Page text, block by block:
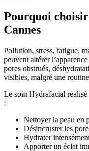
Pourquoi
Cannes
Pollution, stress, fatigue,
peuvent altérer
pores obstrués,
visibles, malgré une
Le soin Hydrafacial réalisé
:
Nettoyer la peau en
Désincruster les
Hydrater
Apporter un éclat